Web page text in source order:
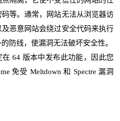
等。通常，网站无法从浏览器访
恶意网站会绕过安全代码来执行
防线，使漏洞无法破坏安全性。
64 版本中发布此功能，因此您
免受 Meltdown 和 Spectre 漏洞